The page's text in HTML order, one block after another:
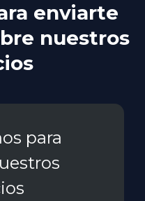
enviarte
nuestros
para